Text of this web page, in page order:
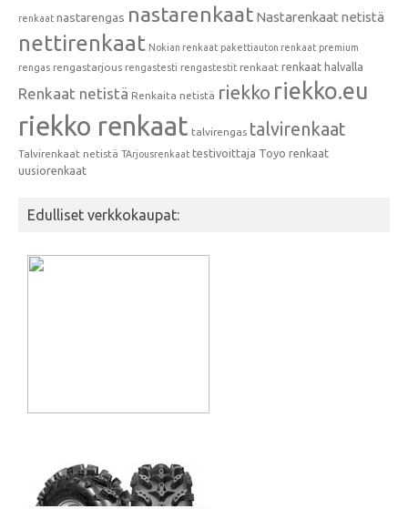
renkaat nastarengas nastarenkaat Nastarenkaat netistä
nettirenkaat Nokian renkaat pakettiauton renkaat premium
rengas rengastarjous rengastesti rengastestit renkaat renkaat halvalla
Renkaat netistä Renkaita netistä riekko riekko.eu
riekko renkaat talvirengas talvirenkaat
Talvirenkaat netistä TArjousrenkaat testivoittaja Toyo renkaat
uusiorenkaat
Edulliset verkkokaupat: